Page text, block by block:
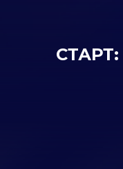
СТАРТ: